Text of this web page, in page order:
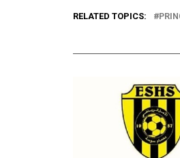
RELATED TOPICS: